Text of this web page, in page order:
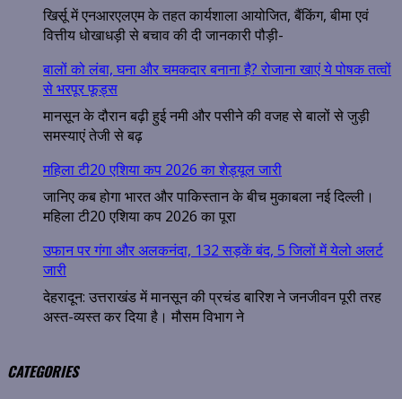
खिर्सू में एनआरएलएम के तहत कार्यशाला आयोजित, बैंकिंग, बीमा एवं
वित्तीय धोखाधड़ी से बचाव की दी जानकारी पौड़ी-
बालों को लंबा, घना और चमकदार बनाना है? रोजाना खाएं ये पोषक तत्वों
से भरपूर फूड्स
मानसून के दौरान बढ़ी हुई नमी और पसीने की वजह से बालों से जुड़ी
समस्याएं तेजी से बढ़
महिला टी20 एशिया कप 2026 का शेड्यूल जारी
जानिए कब होगा भारत और पाकिस्तान के बीच मुकाबला नई दिल्ली।
महिला टी20 एशिया कप 2026 का पूरा
उफान पर गंगा और अलकनंदा, 132 सड़कें बंद, 5 जिलों में येलो अलर्ट
जारी
देहरादून: उत्तराखंड में मानसून की प्रचंड बारिश ने जनजीवन पूरी तरह
अस्त-व्यस्त कर दिया है। मौसम विभाग ने
CATEGORIES